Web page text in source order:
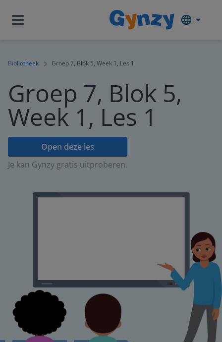
Bibliotheek Groep 7, Blok 5, Week 1, Les 1
Groep 7, Blok 5,
Week 1, Les 1
Open deze les
Je kan Gynzy gratis uitproberen.